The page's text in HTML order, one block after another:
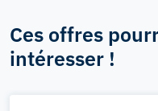
Ces offres
intéresser !